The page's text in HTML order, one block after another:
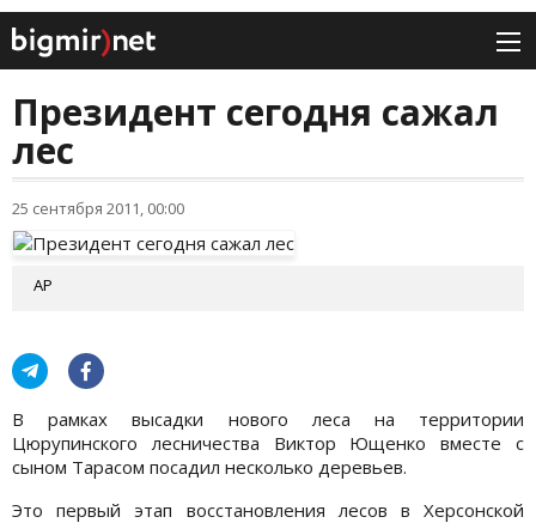
Президент сегодня сажал
лес
25 сентября 2011, 00:00
АР
В рамках высадки нового леса на территории
Цюрупинского лесничества Виктор Ющенко вместе с
сыном Тарасом посадил несколько деревьев.
Это первый этап восстановления лесов в Херсонской